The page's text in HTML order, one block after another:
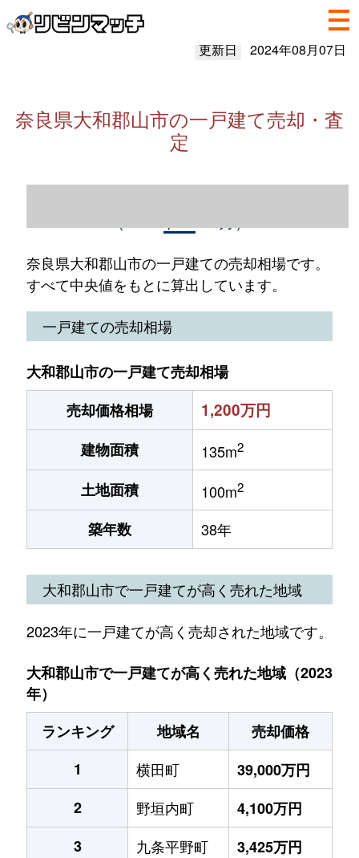
更新日 2024年08月07日
奈良県大和郡山市の一戸建て売却・査
定
奈良県大和郡山市の一戸建ての売却相場です。
すべて中央値をもとに算出しています。
一戸建ての売却相場
大和郡山市の一戸建て売却相場
売却価格相場
1,200万円
建物面積 135m2
土地面積 100m2
築年数 38年
大和郡山市で一戸建てが高く売れた地域
2023年に一戸建てが高く売却された地域です。
大和郡山市で一戸建てが高く売れた地域（2023
年）
ランキング
地域名
売却価格
1
横田町
39,000万円
2
野垣内町
4,100万円
3
九条平野町
3,425万円